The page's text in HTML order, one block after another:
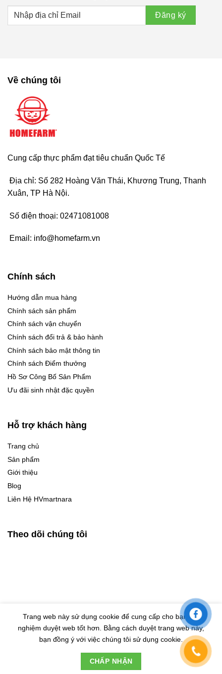
Về chúng tôi
Cung cấp thực phẩm đạt tiêu chuẩn Quốc Tế
Địa chỉ: Số 282 Hoàng Văn Thái, Khương Trung, Thanh
Xuân, TP Hà Nội.
Số điện thoại: 02471081008
Email: info@homefarm.vn
Chính sách
Hướng dẫn mua hàng
Chính sách sản phẩm
Chính sách vận chuyển
Chính sách đổi trả & bảo hành
Chính sách bảo mật thông tin
Chính sách Điểm thưởng
Hồ Sơ Công Bố Sản Phẩm
Ưu đãi sinh nhật đặc quyền
Hỗ trợ khách hàng
Trang chủ
Sản phẩm
Giới thiệu
Blog
Liên Hệ HVmartnara
Theo dõi chúng tôi
© Bản quyền thuộc về HVMARTNARA | Design by Eras VietNam
Đây là cửa hàng demo nhằm mục đích thử nghiệm nên các
đơn hàng sẽ không có hiệu lực.
Trang web này sử dụng cookie để cung cấp cho bạn trải
nghiệm duyệt web tốt hơn. Bằng cách duyệt trang web này,
bạn đồng ý với việc chúng tôi sử dụng cookie.
CHẤP NHẬN